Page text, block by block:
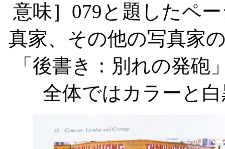
意味］ 079と題したペ
真家、その他の写真家
「後書き：別れの発
全体ではカラーと